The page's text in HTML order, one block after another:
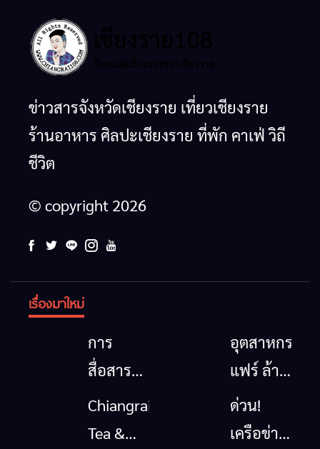
ข่าวสารจังหวัดเชียงราย เที่ยวเชียงราย
ร้านอาหาร ศิลปะเชียงราย ที่พัก คาเฟ่ วิถี
ชีวิต
© copyright 2026
เรื่องมาใหม่
การ
สื่อสาร
โทรคมนาคม
กรณีภัย
อุตสาหกรรม
แฟร์ ล้าน
นาตะวัน
ออก
Chiangrai
Tea &
ด่วน!
เครือข่าย